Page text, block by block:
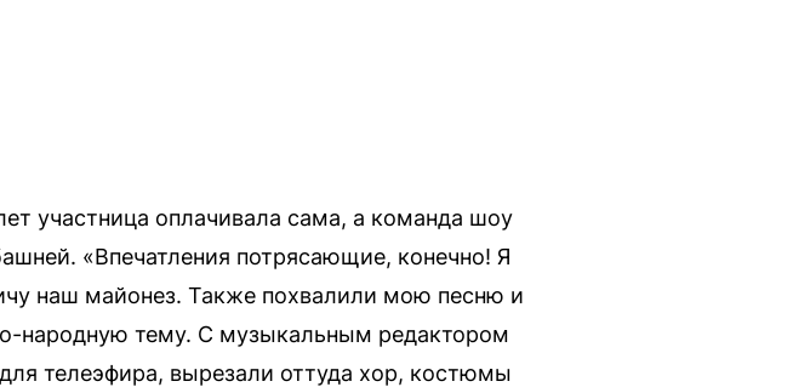
участница оплачивала сама, а команда шоу
«Впечатления потрясающие, конечно! Я
наш майонез. Также похвалили мою песню и
народную тему. С музыкальным редактором
телеэфира, вырезали оттуда хор, костюмы